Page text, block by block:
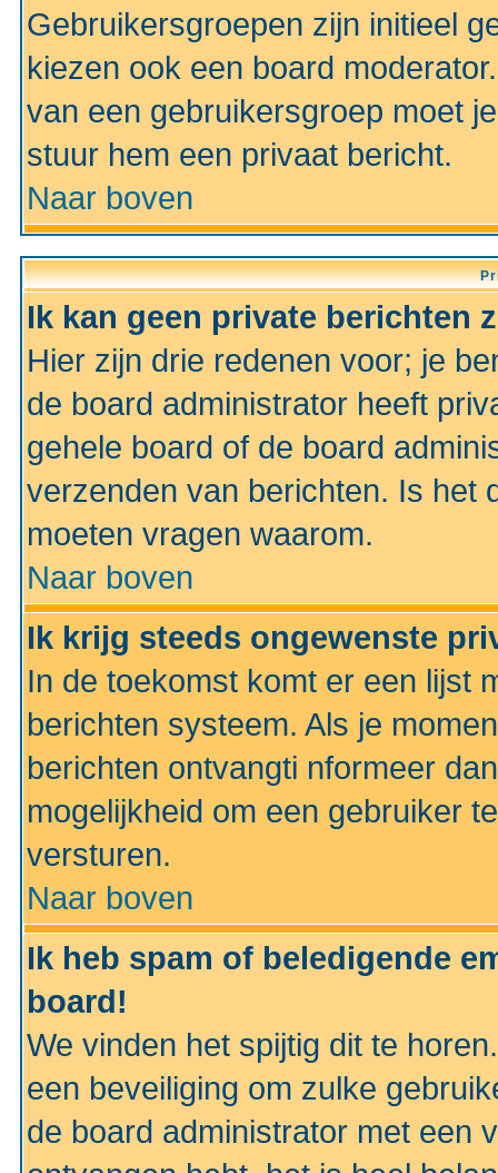
Gebruikersgroepen zijn initieel
kiezen ook een board
van een gebruikersgroep moet
stuur hem een privaat bericht.
Naar boven
Ik kan geen private berichten
Hier zijn drie redenen voor; je
de board administrator heeft
gehele board of de board
verzenden van berichten. Is het
moeten vragen waarom.
Naar boven
Ik krijg steeds ongewenste
In de toekomst komt er een lijst
berichten systeem. Als je
berichten ontvangti nformeer
mogelijkheid om een gebruiker
versturen.
Naar boven
Ik heb spam of beledigende
board!
We vinden het spijtig dit te
een beveiliging om zulke
de board administrator met een